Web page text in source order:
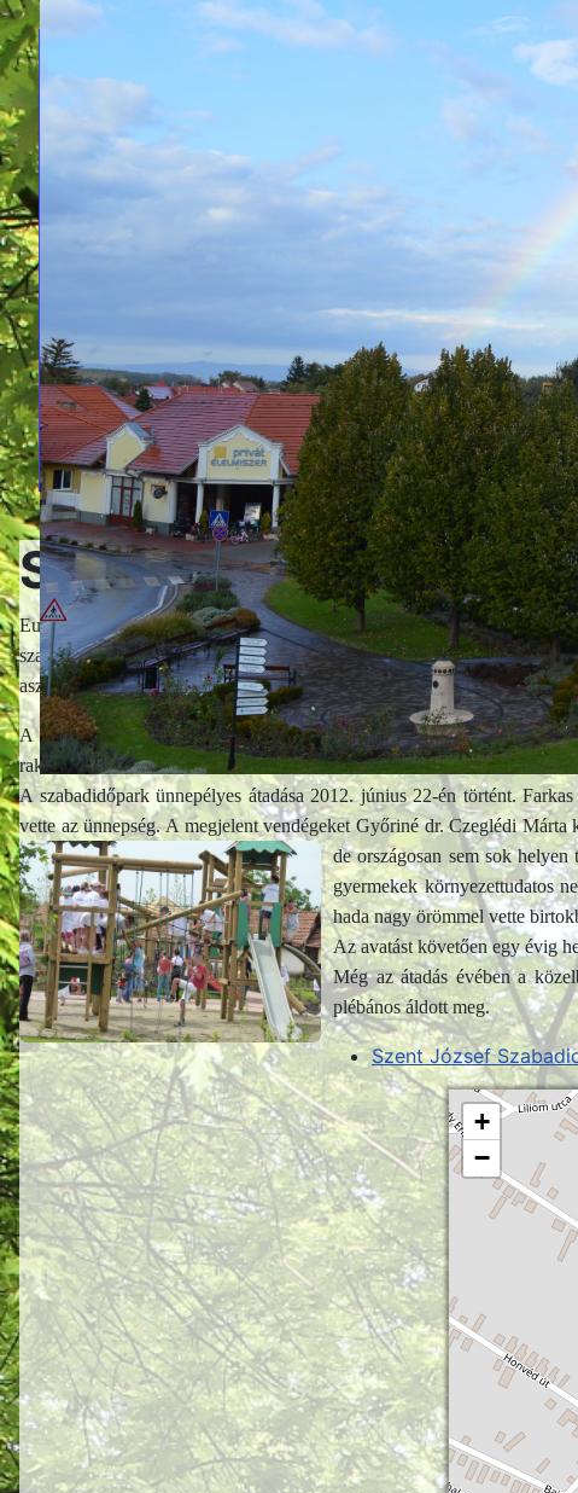
Szent József
Európai uniós forrásból a keleti városrészben, az úgynevezett Válykos-
szabadidőpark. A parkban kialakítottak egy záportavat, játszótereket,
asztalitenisz-, lengőteke- és sakkjátékteret, futballpályát.
A szabadidőparkot egy felújított közösségi ház teszi teljessé, melynek
raktározása is itt történik.
A szabadidőpark ünnepélyes átadása 2012. június 22-én történt.
vette az ünnepség. A megjelent vendégeket Győriné dr. Czeglédi
de országosan sem sok
gyermekek környezettudatos
hada nagy örömmel vette
Az avatást követően egy évig
Még az átadás évében a
plébános áldott meg.
Szent József
+
−